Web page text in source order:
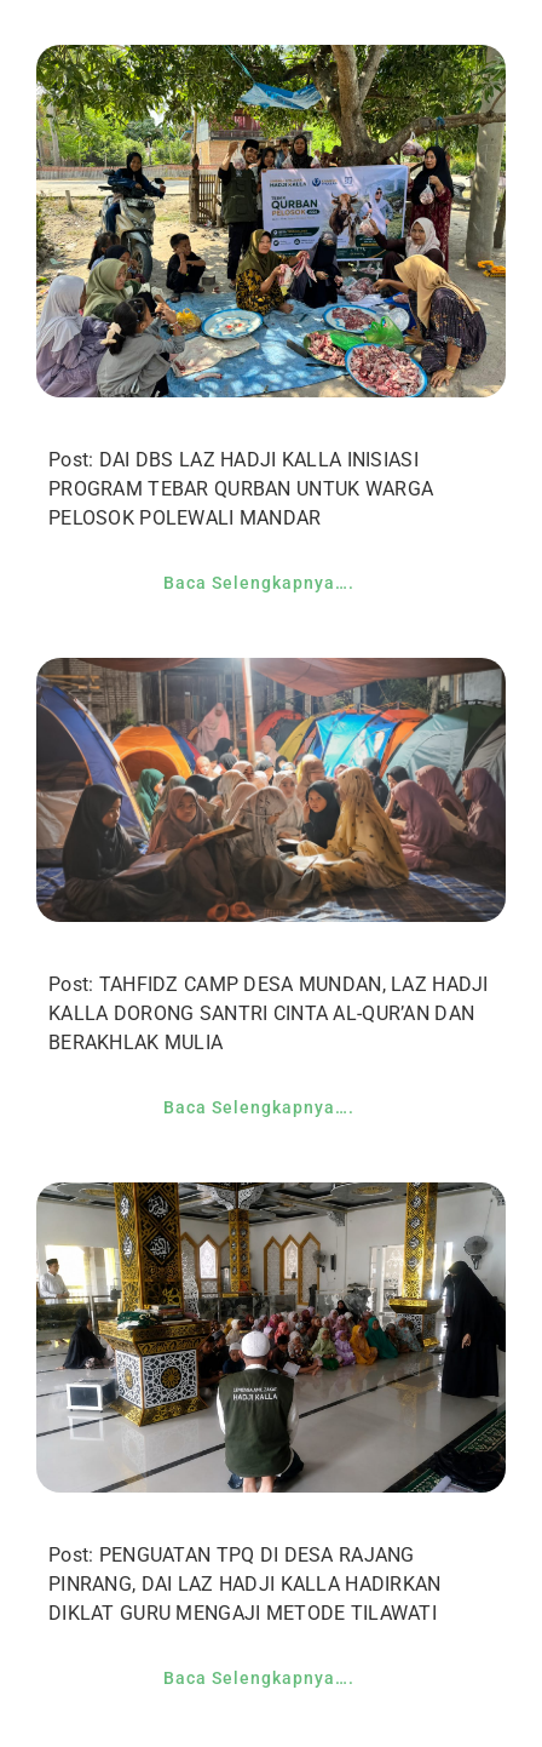
Post: DAI DBS LAZ HADJI KALLA INISIASI
PROGRAM TEBAR QURBAN UNTUK WARGA
PELOSOK POLEWALI MANDAR
Baca Selengkapnya….
Post: TAHFIDZ CAMP DESA MUNDAN, LAZ HADJI
KALLA DORONG SANTRI CINTA AL-QUR’AN DAN
BERAKHLAK MULIA
Baca Selengkapnya….
Post: PENGUATAN TPQ DI DESA RAJANG
PINRANG, DAI LAZ HADJI KALLA HADIRKAN
DIKLAT GURU MENGAJI METODE TILAWATI
Baca Selengkapnya….